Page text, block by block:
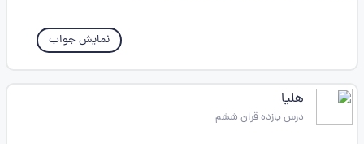
نمایش جواب
هلیا
درس یازده قران ششم